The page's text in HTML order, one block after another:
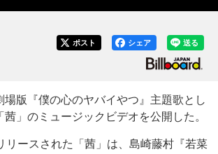
送る
シェア
ポスト
版『僕の心のヤバイやつ』主題歌とし
」のミュージックビデオを公開した。
ースされた「茜」は、島崎藤村『若菜